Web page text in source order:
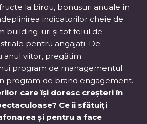
la birou, bonusuri anuale în
indicatorilor cheie de
building-uri și tot felul de
pentru angajați. De
anul viitor, pregătim
program de managementul
program de brand engagement.
care își doresc creșteri în
Ce îi sfătuiți
și pentru a face